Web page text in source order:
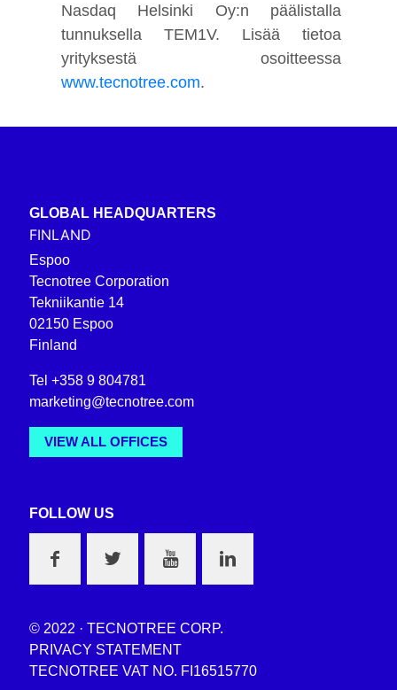
Nasdaq Helsinki Oy:n päälistalla
tunnuksella TEM1V. Lisää tietoa
yrityksestä osoitteessa
www.tecnotree.com.
GLOBAL HEADQUARTERS
FINLAND
Espoo
Tecnotree Corporation
Tekniikantie 14
02150 Espoo
Finland
Tel +358 9 804781
marketing@tecnotree.com
VIEW ALL OFFICES
FOLLOW US
© 2022 · TECNOTREE CORP.
PRIVACY STATEMENT
TECNOTREE VAT NO. FI16515770